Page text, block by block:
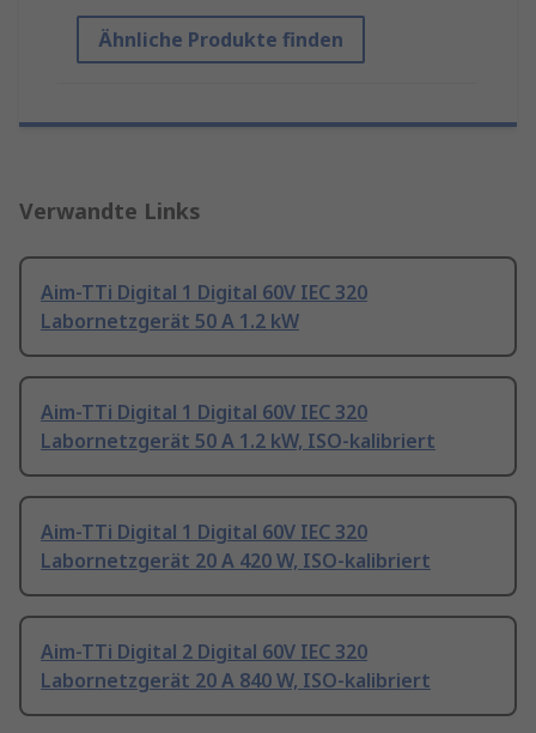
Ähnliche Produkte finden
Verwandte Links
Aim-TTi Digital 1 Digital 60V IEC 320
Labornetzgerät 50 A 1.2 kW
Aim-TTi Digital 1 Digital 60V IEC 320
Labornetzgerät 50 A 1.2 kW, ISO-kalibriert
Aim-TTi Digital 1 Digital 60V IEC 320
Labornetzgerät 20 A 420 W, ISO-kalibriert
Aim-TTi Digital 2 Digital 60V IEC 320
Labornetzgerät 20 A 840 W, ISO-kalibriert